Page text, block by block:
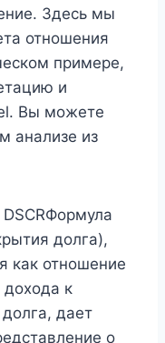
Здесь мы
отношения
примере,
и
Вы можете
анализе из
долга),
как отношение
дохода к
дает
о